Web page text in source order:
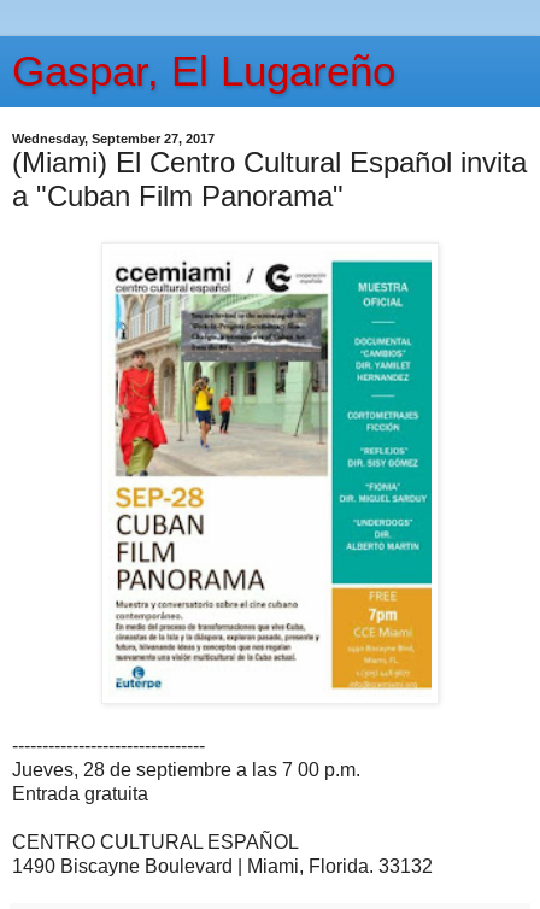
Gaspar, El Lugareño
Wednesday, September 27, 2017
(Miami) El Centro Cultural Español invita
a "Cuban Film Panorama"
--------------------------------
Jueves, 28 de septiembre a las 7 00 p.m.
Entrada gratuita
CENTRO CULTURAL ESPAÑOL
1490 Biscayne Boulevard | Miami, Florida. 33132